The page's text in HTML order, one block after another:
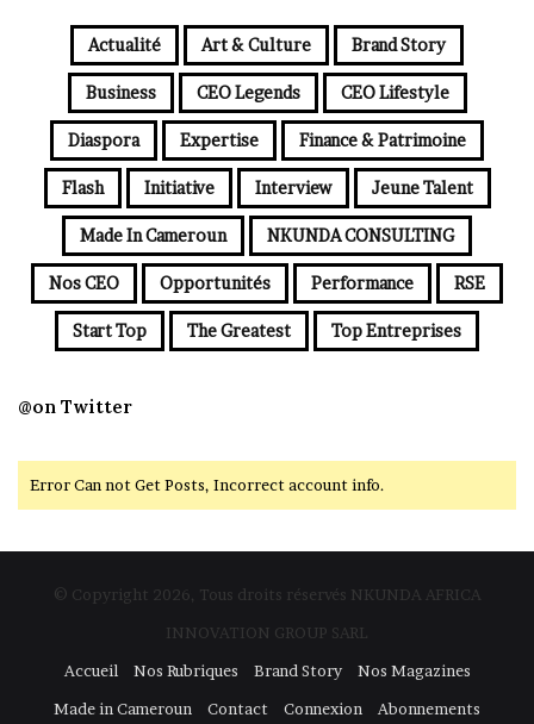
Actualité Art & Culture Brand Story
Business CEO Legends CEO Lifestyle
Diaspora Expertise Finance & Patrimoine
Flash Initiative Interview Jeune Talent
Made In Cameroun NKUNDA CONSULTING
Nos CEO Opportunités Performance RSE
Start Top The Greatest Top Entreprises
@on Twitter
Error Can not Get Posts, Incorrect account info.
© Copyright 2026, Tous droits réservés NKUNDA AFRICA
INNOVATION GROUP SARL
Accueil
Nos Rubriques Brand Story
Nos Magazines
Made in Cameroun
Contact Connexion Abonnements